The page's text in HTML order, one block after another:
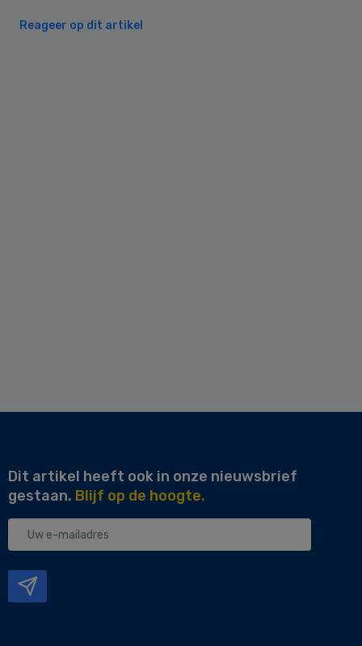
Reageer op dit artikel
Dit artikel heeft ook in onze nieuwsbrief
gestaan. Blijf op de hoogte.
Uw